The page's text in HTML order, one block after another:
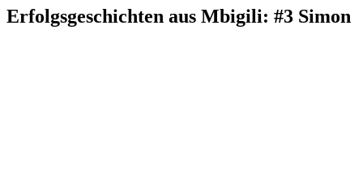
Erfolgsgeschichten aus Mbigili: #3 Simon